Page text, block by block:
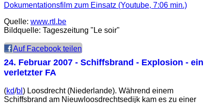
Dokumentationsfilm zum Einsatz (Youtube, 7:06 min.)
Quelle: www.rtl.be
Bildquelle: Tageszeitung "Le soir"
Auf Facebook teilen
24. Februar 2007 - Schiffsbrand - Explosion - ein
verletzter FA
(kd/bl ) Loosdrecht (Niederlande). Während einem
Schiffsbrand am Nieuwloosdrechtsedijk kam es zu einer